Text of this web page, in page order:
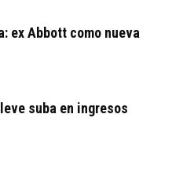
ex Abbott como nueva
suba en ingresos